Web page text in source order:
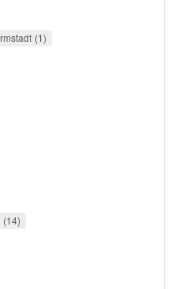
1
14